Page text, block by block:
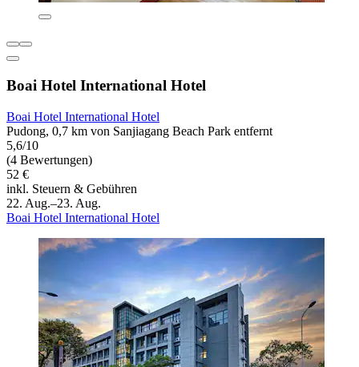
Boai Hotel International Hotel
Boai Hotel International Hotel
Pudong, 0,7 km von Sanjiagang Beach Park entfernt
5,6/10
(4 Bewertungen)
52 €
inkl. Steuern & Gebühren
22. Aug.–23. Aug.
Boai Hotel International Hotel